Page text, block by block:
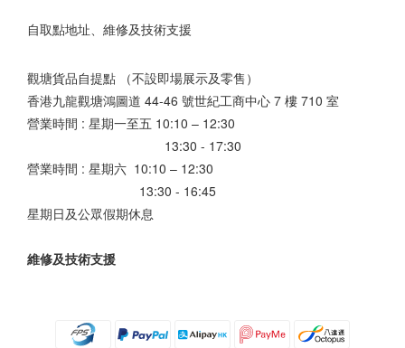
自取點地址、維修及技術支援
觀塘貨品自提點 （不設即場展示及零售）
香港九龍觀塘鴻圖道 44-46 號世紀工商中心 7 樓 710 室
營業時間 : 星期一至五 10:10 – 12:30
13:30 - 17:30
營業時間 : 星期六 10:10 – 12:30
13:30 - 16:45
星期日及公眾假期休息
維修及技術支援